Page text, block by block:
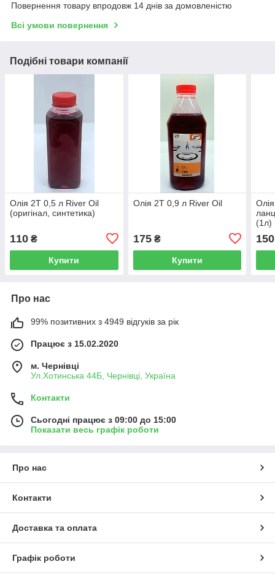
Повернення товару впродовж 14 днів за домовленістю
Всі умови повернення
Подібні товари компанії
Олія 2Т 0,5 л River Oil
(оригінал, синтетика)
110 ₴
Купити
Олія 2Т 0,9 л River Oil
175₴
Купити
(1л)
150
Про нас
99% позитивних з 4949 відгуків за рік
Працює з 15.02.2020
м. Чернівці
Ул.Хотинська 44Б, Чернівці, Україна
Контакти
Сьогодні працює з 09:00 до 15:00
Показати весь графік роботи
Про нас
Контакти
Доставка та оплата
Графік роботи